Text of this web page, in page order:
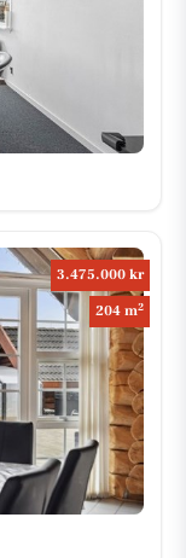
3.475.000 kr
204 m2